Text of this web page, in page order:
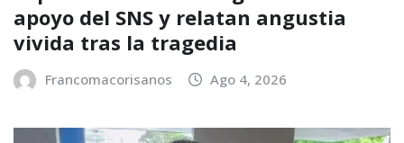
apoyo del SNS y relatan angustia
vivida tras la tragedia
Francomacorisanos Ago 4, 2026